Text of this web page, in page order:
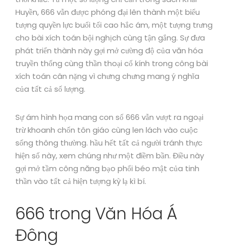
Huyền, 666 vẫn được phóng đại lên thành một biểu
tượng quyền lực buổi tối cao hắc ám, một tượng trưng
cho bài xích toán bội nghịch cùng tận gắng. Sự đưa
phát triển thành này gợi mở cường độ của văn hóa
truyền thống cùng thần thoại cổ kính trong công bài
xích toán cân nặng vì chưng chưng mang ý nghĩa
của tất cả số lượng.
Sự ám hình họa mang con số 666 vẫn vượt ra ngoại
trừ khoanh chốn tôn giáo cùng len lách vào cuộc
sống thông thường. hầu hết tất cả người tránh thực
hiện số này, xem chúng như một điềm bần. Điều này
gợi mở tầm công năng bạo phổi béo mật của tinh
thần vào tất cả hiện tượng kỳ lạ kì bí.
666 trong Văn Hóa Á
Đông